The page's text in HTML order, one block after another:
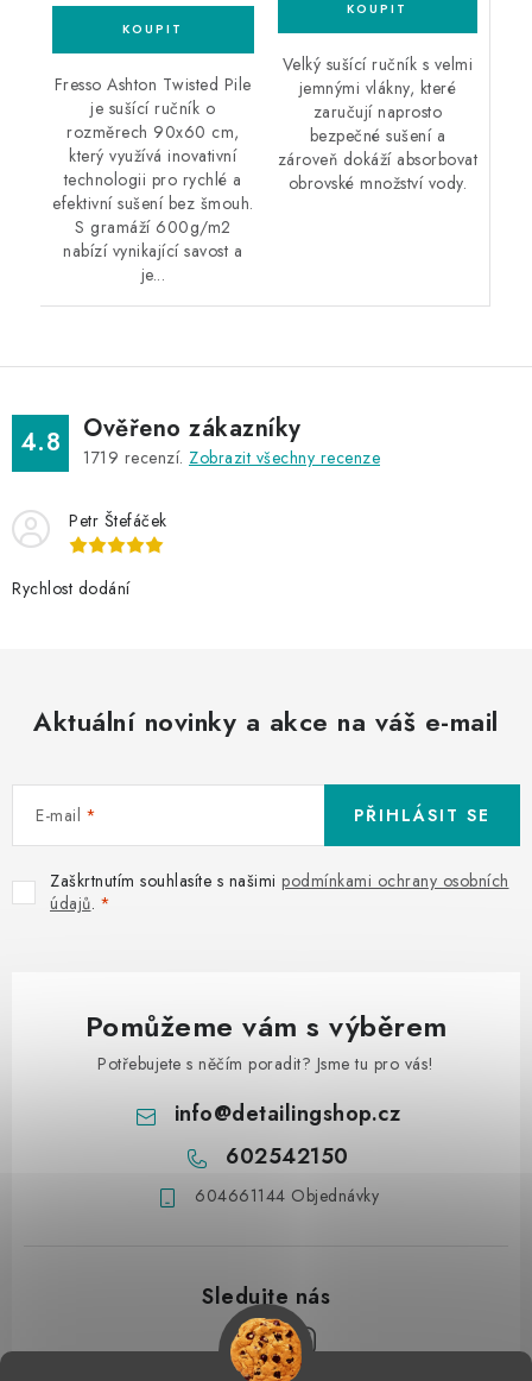
Fresso Ashton Twisted Pile
je sušící ručník o
rozměrech 90x60 cm,
který využívá inovativní
technologii pro rychlé a
efektivní sušení bez šmouh.
S gramáží 600g/m2
nabízí vynikající savost a
je...
Velký sušící ručník s velmi
jemnými vlákny, které
zaručují naprosto
bezpečné sušení a
zároveň dokáží absorbovat
obrovské množství vody.
4.8 Ověřeno zákazníky
1719 recenzí. Zobrazit všechny recenze
Petr Štefáček
Rychlost dodání
Aktuální novinky a akce na váš e-mail
E-mail
Zaškrtnutím souhlasíte s našimi podmínkami ochrany osobních
údajů.
PŘIHLÁSIT SE
Pomůžeme vám s výběrem
Potřebujete s něčím poradit? Jsme tu pro vás!
info@detailingshop.cz
602542150
604661144 Objednávky